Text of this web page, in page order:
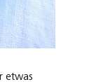
etwas